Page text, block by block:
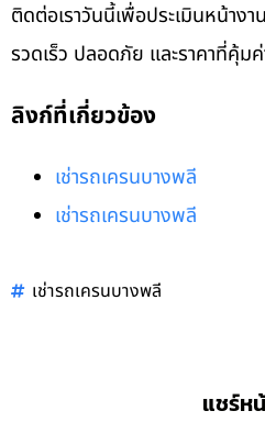
ติดต่อเราวันนี้เพื่อประเมินหน้าง
รวดเร็ว ปลอดภัย และราคาที่คุ้ม
ลิงก์ที่เกี่ยวข้อง
เช่ารถเครนบางพลี
เช่ารถเครนบางพลี
เช่ารถเครนบางพลี
แชร์ห